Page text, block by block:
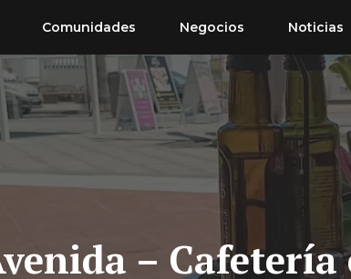
Comunidades Negocios Noticias
–